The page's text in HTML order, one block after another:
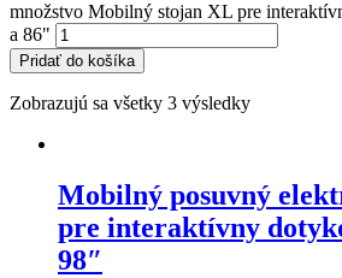
množstvo Mobilný stojan XL pre
a 86"
Pridať do košíka
Zobrazujú sa všetky 3 výsledky
Mobilný posuvný
pre interaktívny
98″